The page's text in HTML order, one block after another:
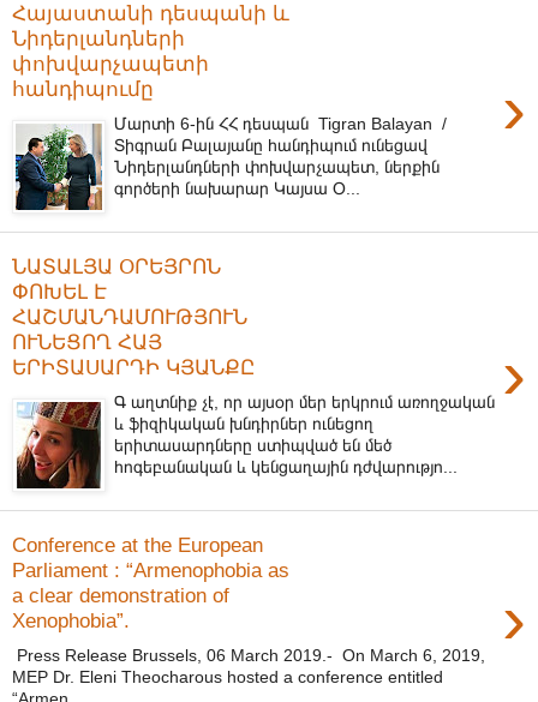
Հայաստանի դեսպանի և
Նիդերլանդների
փոխվարչապետի
հանդիպումը
›
Մարտի 6-ին ՀՀ դեսպան Tigran Balayan /
Տիգրան Բալայանը հանդիպում ունեցավ
Նիդերլանդների փոխվարչապետ, ներքին
գործերի նախարար Կայսա Օ...
ՆԱՏԱԼՅԱ ՕՐԵՅՐՈՆ
ՓՈԽԵԼ Է
ՀԱՇՄԱՆԴԱՄՈՒԹՅՈՒՆ
ՈՒՆԵՑՈՂ ՀԱՅ
ԵՐԻՏԱՍԱՐԴԻ ԿՅԱՆՔԸ
›
Գ աղտնիք չէ, որ այսօր մեր երկրում առողջական
և ֆիզիկական խնդիրներ ունեցող
երիտասարդները ստիպված են մեծ
հոգեբանական և կենցաղային դժվարությո...
Conference at the European
Parliament : “Armenophobia as
a clear demonstration of
Xenophobia”.
›
Press Release Brussels, 06 March 2019.- On March 6, 2019,
MEP Dr. Eleni Theocharous hosted a conference entitled
“Armen...